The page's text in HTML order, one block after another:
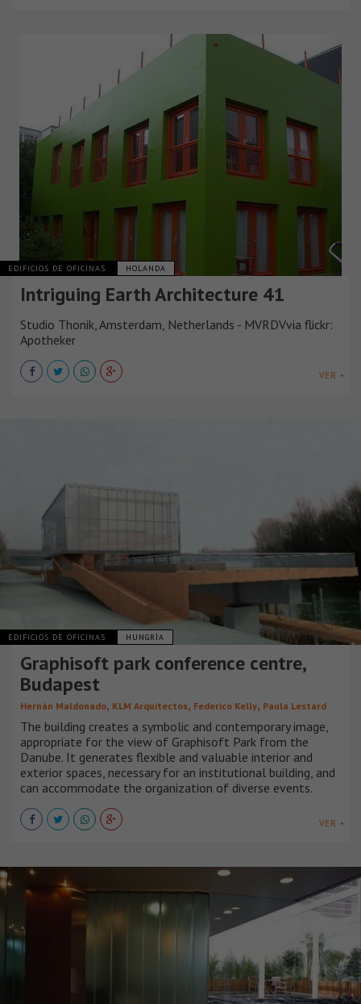
EDIFICIOS DE OFICINAS HOLANDA
Intriguing Earth Architecture 41
Studio Thonik, Amsterdam, Netherlands - MVRDVvia flickr:
Apotheker
VER +
EDIFICIOS DE OFICINAS HUNGRÍA
Graphisoft park conference centre,
Budapest
Hernán Maldonado, KLM Arquitectos, Federico Kelly, Paula Lestard
The building creates a symbolic and contemporary image,
appropriate for the view of Graphisoft Park from the
Danube. It generates flexible and valuable interior and
exterior spaces, necessary for an institutional building, and
can accommodate the organization of diverse events.
VER +